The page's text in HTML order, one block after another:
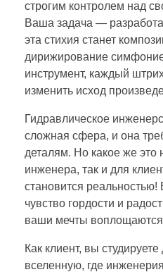
строгим контролем над
Ваша задача —
эта стихия станет
дирижирование
инструмент, каждый
изменить исход
Гидравлическое
сложная сфера, и она
деталям. Но какое же это
инженера, так и для
становится
чувство гордости и
ваши мечты воплощаются
Как клиент, вы
вселенную, где